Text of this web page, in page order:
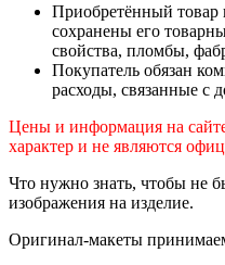
Приобретённый товар
сохранены его
свойства, пломбы,
Покупатель обязан
расходы, связанные с
Цены и информация на
характер и не являются
Что нужно знать, чтобы не
изображения на изделие.
Оригинал-макеты